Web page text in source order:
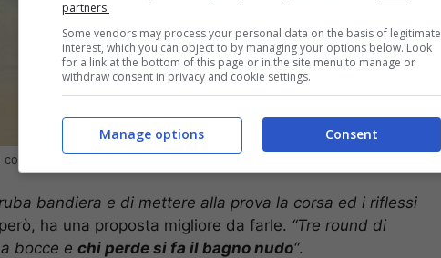
nuda (via screenshot)
bandiera e di mettere alla prova la corsa ed i riflessi
ha una proposta migliore da farle. “Tre round di
bocce e chi perde si fa il bagno nudo“.
partners.
Some vendors may process your personal data on the basis of legitimate
interest, which you can object to by managing your options below. Look
for a link at the bottom of this page or in the site menu to manage or
withdraw consent in privacy and cookie settings.
Consent
Manage options